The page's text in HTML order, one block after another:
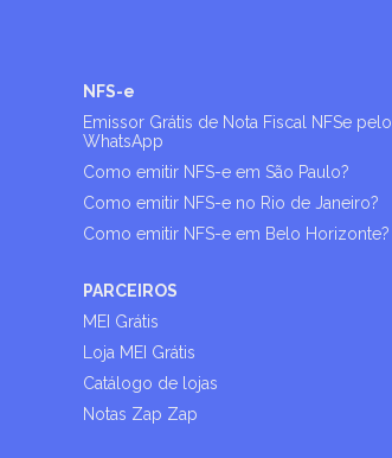
NFS-e
Emissor Grátis de Nota Fiscal NFSe pelo
WhatsApp
Como emitir NFS-e em São Paulo?
Como emitir NFS-e no Rio de Janeiro?
Como emitir NFS-e em Belo Horizonte?
PARCEIROS
MEI Grátis
Loja MEI Grátis
Catálogo de lojas
Notas Zap Zap